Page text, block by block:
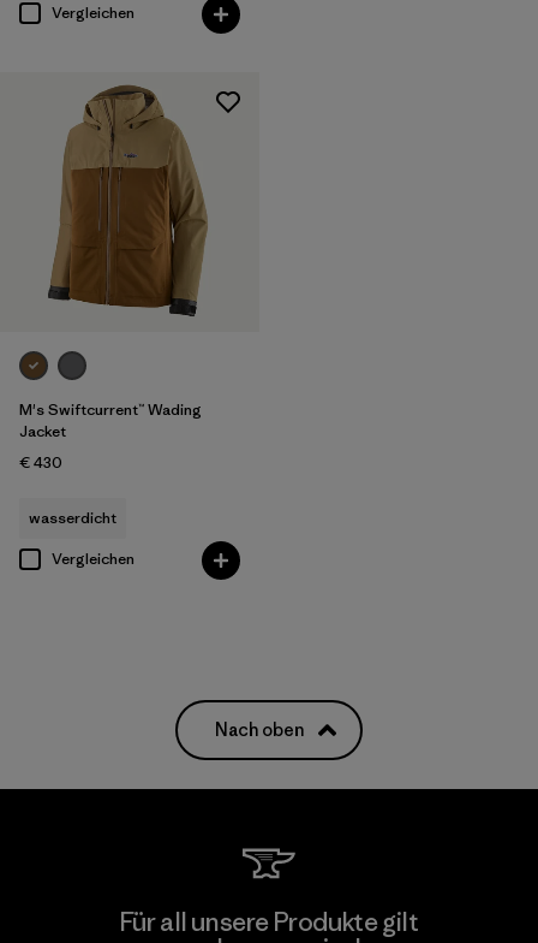
Vergleichen
M's Swiftcurrent™ Wading
Jacket
€ 430
wasserdicht
Vergleichen
Nach oben
Für all unsere Produkte gilt